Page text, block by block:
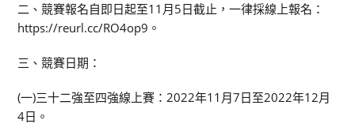
二、競賽報名自即日起至11月5日截止，一律採線上報名：
https://reurl.cc/RO4op9。
三、競賽日期：
(一)三十二強至四強線上賽：2022年11月7日至2022年12月
4日。